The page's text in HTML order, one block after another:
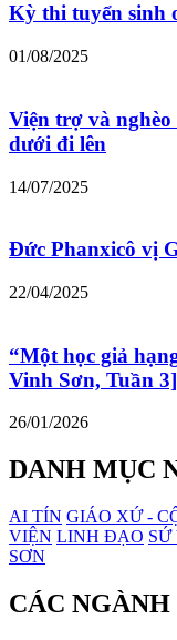
Kỳ thi tuyển sinh
01/08/2025
Viện trợ và
dưới đi lên
14/07/2025
Đức Phanxicô vị
22/04/2025
“Một học giả
Vinh Sơn, Tuần 3]
26/01/2026
DANH MỤC
AI TÍN GIÁO XỨ -
VIỆN LINH ĐẠO
SƠN
CÁC